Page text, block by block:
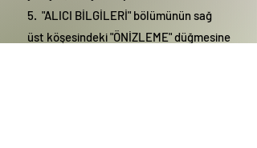
5. "ALICI BİLGİLERİ" bölümünün sağ
üst köşesindeki "ÖNİZLEME" düğmesine